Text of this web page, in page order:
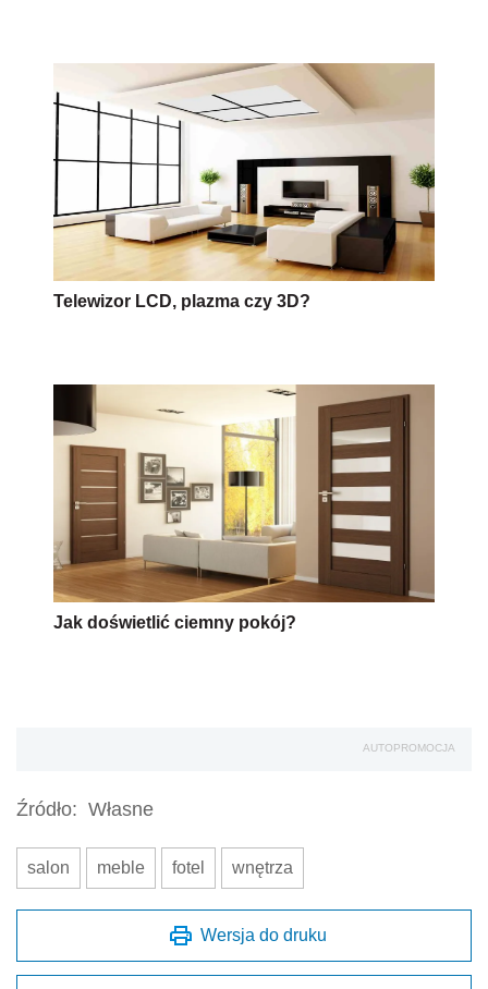
Telewizor LCD, plazma czy 3D?
Jak doświetlić ciemny pokój?
AUTOPROMOCJA
Źródło: Własne
salon meble fotel wnętrza
Wersja do druku